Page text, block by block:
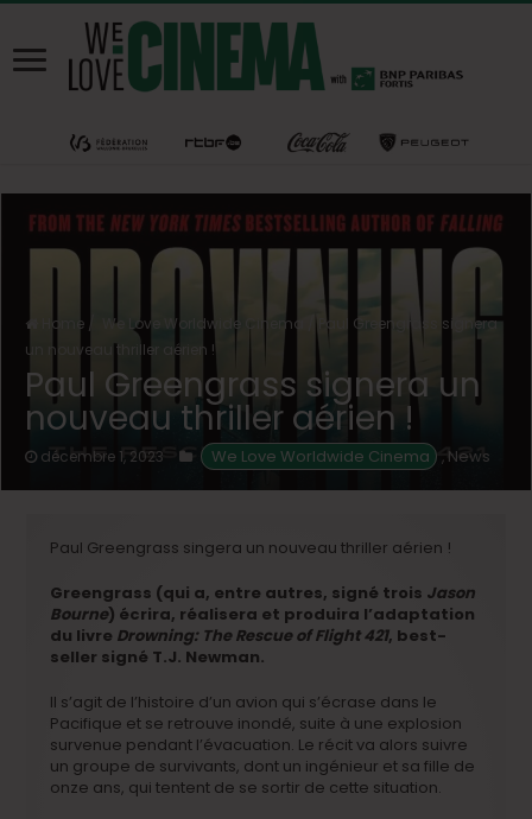
Home / We Love Worldwide Cinema
Paul Greengrass signera
un nouveau thriller aérien !
Paul Greengrass signera un
nouveau thriller aérien !
décembre 1, 2023 We Love Worldwide Cinema , News
Paul Greengrass singera un nouveau thriller aérien !
Greengrass (qui a, entre autres, signé trois Jason
Bourne) écrira, réalisera et produira l’adaptation
du livre Drowning: The Rescue of Flight 421, best-
seller signé T.J. Newman.
Il s’agit de l’histoire d’un avion qui s’écrase dans le
Pacifique et se retrouve inondé, suite à une explosion
survenue pendant l’évacuation. Le récit va alors suivre
un groupe de survivants, dont un ingénieur et sa fille de
onze ans, qui tentent de se sortir de cette situation.